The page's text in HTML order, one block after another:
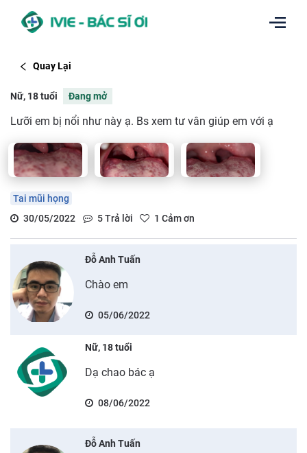
Quay Lại
Nữ, 18 tuổi Đang mở
Lưỡi em bị nổi như này ạ. Bs xem tư vân giúp em với ạ
Tai mũi họng
30/05/2022
5Trả lời 1 Cảm ơn
Đỗ Anh Tuấn
Chào em
05/06/2022
Nữ, 18 tuổi
Dạ chao bác ạ
08/06/2022
Đỗ Anh Tuấn